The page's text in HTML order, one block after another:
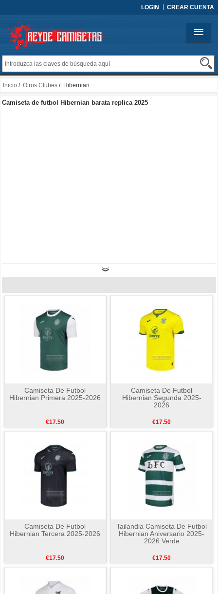
LOGIN CREAR CUENTA
Inicio / Otros Clubes / Hibernian
Camiseta de futbol Hibernian barata replica 2025
Camiseta De Futbol
Hibernian Primera 2025-2026
€17.50
Camiseta De Futbol
Hibernian Segunda 2025-
2026
€17.50
Camiseta De Futbol
Hibernian Tercera 2025-2026
€17.50
Tailandia Camiseta De Futbol
Hibernian Aniversario 2025-
2026 Verde
€17.50